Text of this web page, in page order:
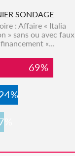
SONDAGE
: Affaire « Italia
» sans ou avec faux
«...
69%